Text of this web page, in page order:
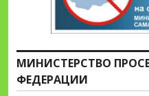
МИНИСТЕРСТВО
ФЕДЕРАЦИИ